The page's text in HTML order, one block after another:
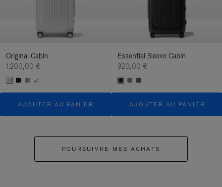
Original Cabin
1.200,00 €
+1
AJOUTER AU PANIER
Essential Sleeve Cabin
920,00 €
AJOUTER AU PANIER
POURSUIVRE MES ACHATS